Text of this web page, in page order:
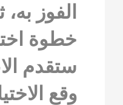
الفوز
خطوة
ستقدم
وقع